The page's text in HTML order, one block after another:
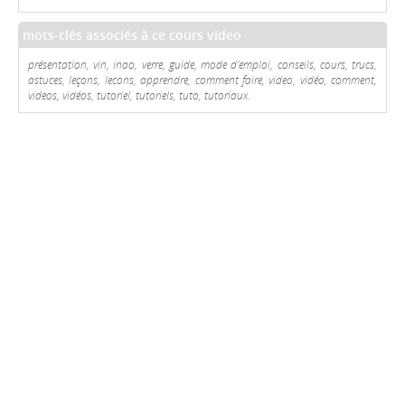
mots-clés associés à ce cours video
présentation, vin, inao, verre, guide, mode d'emploi, conseils, cours, trucs,
astuces, leçons, lecons, apprendre, comment faire, video, vidéo, comment,
videos, vidéos, tutoriel, tutoriels, tuto, tutoriaux.